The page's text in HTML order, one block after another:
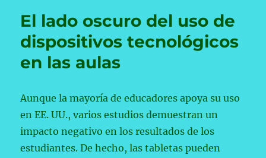
El lado oscuro del uso de
dispositivos tecnológicos
en las aulas
Aunque la mayoría de educadores apoya su uso
en EE. UU., varios estudios demuestran un
impacto negativo en los resultados de los
estudiantes. De hecho, las tabletas pueden